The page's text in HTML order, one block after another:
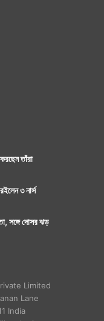
তাঁরা
৩ নার্স
সঙ্গে দোসর ঝড়
Limited
Lane
India